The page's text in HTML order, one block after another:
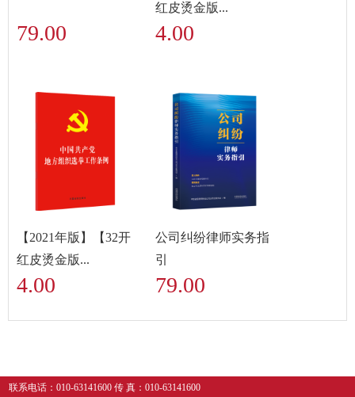
79.00
红皮烫金版...
4.00
【2021年版】【32开
红皮烫金版...
4.00
公司纠纷律师实务指
引
79.00
联系电话：010-63141600 传 真：010-63141600